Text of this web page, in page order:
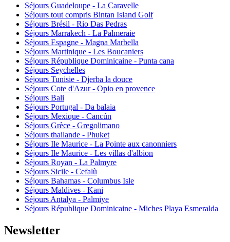
Séjours Guadeloupe - La Caravelle
Séjours tout compris Bintan Island Golf
Séjours Brésil - Rio Das Pedras
Séjours Marrakech - La Palmeraie
Séjours Espagne - Magna Marbella
Séjours Martinique - Les Boucaniers
Séjours République Dominicaine - Punta cana
Séjours Seychelles
Séjours Tunisie - Djerba la douce
Séjours Cote d'Azur - Opio en provence
Séjours Bali
Séjours Portugal - Da balaia
Séjours Mexique - Cancún
Séjours Grèce - Gregolimano
Séjours thailande - Phuket
Séjours Ile Maurice - La Pointe aux canonniers
Séjours Ile Maurice - Les villas d'albion
Séjours Royan - La Palmyre
Séjours Sicile - Cefalù
Séjours Bahamas - Columbus Isle
Séjours Maldives - Kani
Séjours Antalya - Palmiye
Séjours République Dominicaine - Miches Playa Esmeralda
Newsletter